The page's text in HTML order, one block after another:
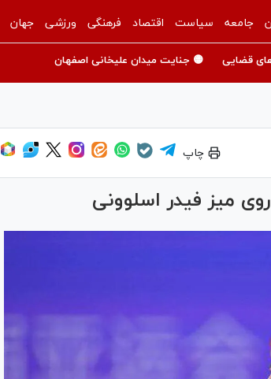
جامعه سیاست اقتصاد فرهنگی ورزشی جهان
قضایی 🟡 جنایت میدان علیخانی اصفهان
چاپ
میز فیدر اسلوونی